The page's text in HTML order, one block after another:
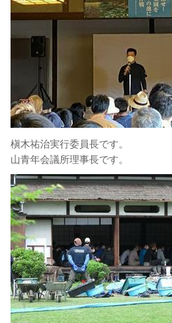
槇木祐治実行委員長
山青年会議所理事長です。